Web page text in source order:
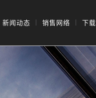
新闻动态 销售网络 下